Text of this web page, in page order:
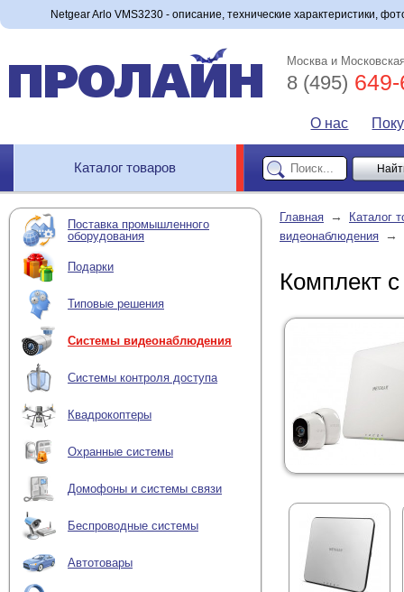
Netgear Arlo VMS3230 - описание, технические характеристики,
Москва и
8 (495)
О нас
Каталог товаров
Поставка промышленного
оборудования
Подарки
Типовые решения
Системы видеонаблюдения
Системы контроля доступа
Квадрокоптеры
Охранные системы
Домофоны и системы связи
Беспроводные системы
Автотовары
Главная →
Каталог
видеонаблюдения →
Комплект